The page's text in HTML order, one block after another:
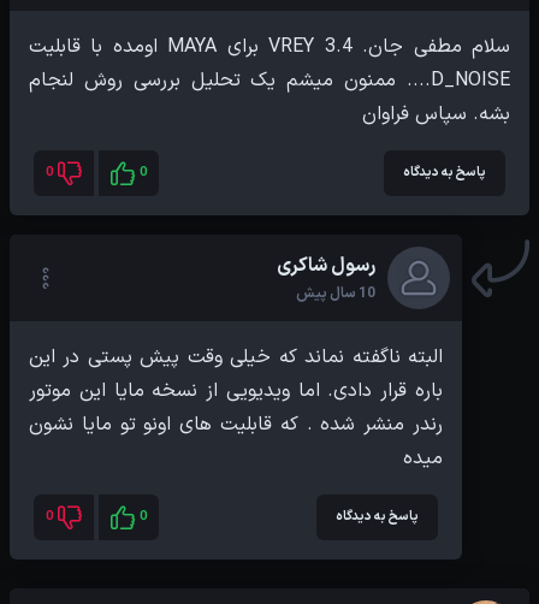
سلام مطفی جان. VREY 3.4 برای MAYA اومده با قابلیت
D_NOISE.... ممنون میشم یک تحلیل بررسی روش لنجام
بشه. سپاس فراوان
پاسخ به دیدگاه 0
0
رسول شاکری
10 سال پیش
البته ناگفته نماند که خیلی وقت پیش پستی در این
باره قرار دادی. اما ویدیویی از نسخه مایا این موتور
رندر منشر شده . که قابلیت های اونو تو مایا نشون
میده
پاسخ به دیدگاه 0
0